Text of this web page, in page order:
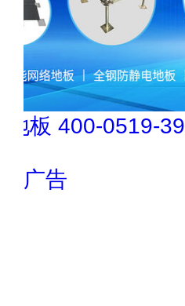
松乐SOLOR
广告